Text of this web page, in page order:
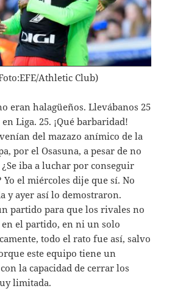
Athletic Club)
eran halagüeños. Llevábanos 25
Liga. 25. ¡Qué barbaridad!
del mazazo anímico de la
por el Osasuna, a pesar de no
iba a luchar por conseguir
Yo el miércoles dije que sí. No
y ayer así lo demostraron.
partido para que los rivales no
el partido, en ni un solo
todo el rato fue así, salvo
este equipo tiene un
la capacidad de cerrar los
limitada.